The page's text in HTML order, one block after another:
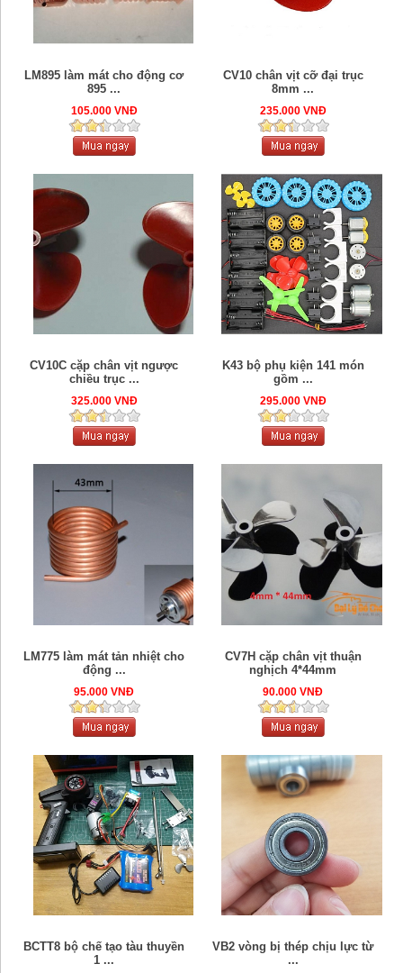
LM895 làm mát cho động cơ
895 ...
105.000 VNĐ
CV10 chân vịt cỡ đại trục
8mm ...
235.000 VNĐ
CV10C cặp chân vịt ngược
chiều trục ...
325.000 VNĐ
K43 bộ phụ kiện 141 món
gồm ...
295.000 VNĐ
LM775 làm mát tản nhiệt cho
động ...
95.000 VNĐ
CV7H cặp chân vịt thuận
nghịch 4*44mm
90.000 VNĐ
BCTT8 bộ chế tạo tàu thuyền
1 ...
VB2 vòng bị thép chịu lực từ
...